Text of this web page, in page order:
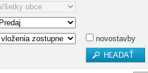
novostavby